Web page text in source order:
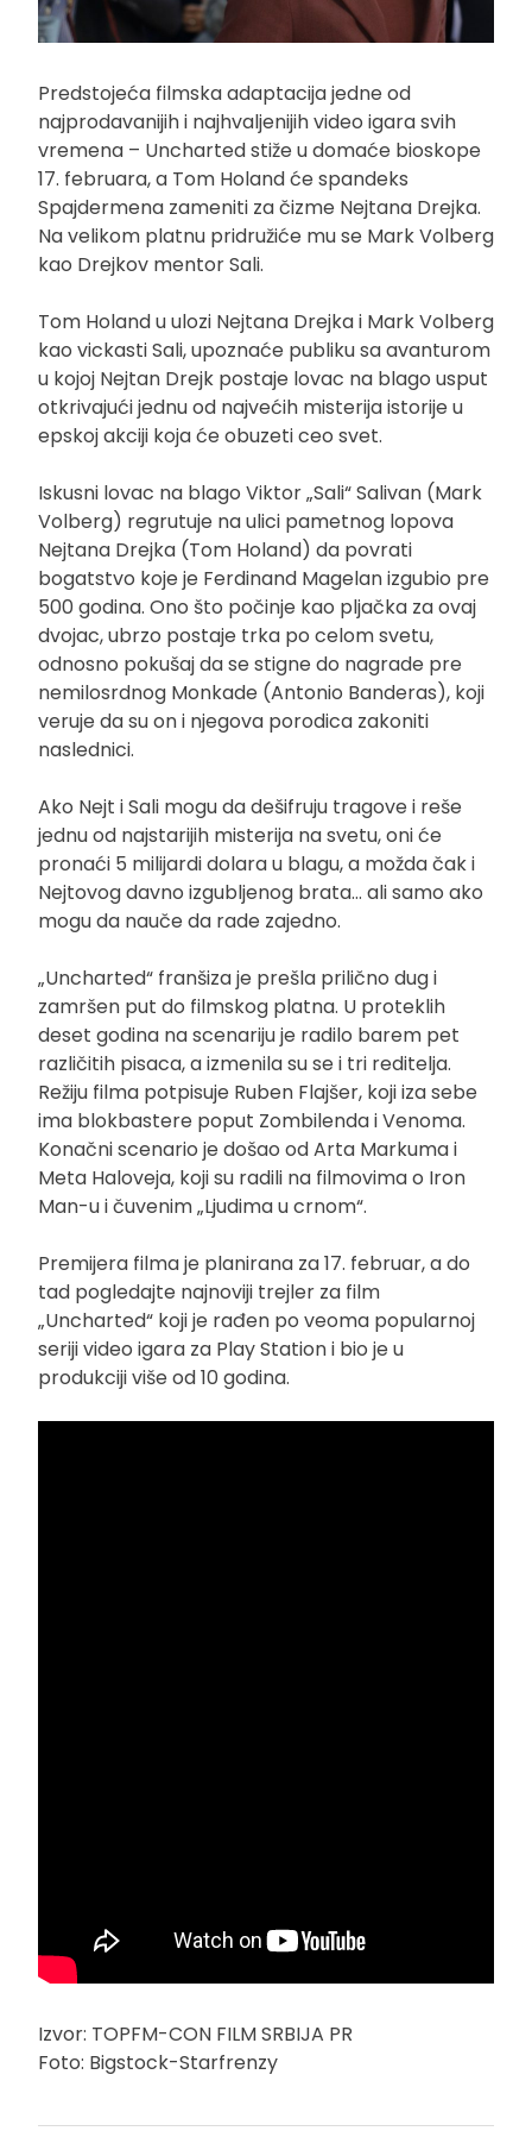
Predstojeća filmska adaptacija jedne od
najprodavanijih i najhvaljenijih video igara svih
vremena – Uncharted stiže u domaće bioskope
17. februara, a Tom Holand će spandeks
Spajdermena zameniti za čizme Nejtana Drejka.
Na velikom platnu pridružiće mu se Mark Volberg
kao Drejkov mentor Sali.
Tom Holand u ulozi Nejtana Drejka i Mark Volberg
kao vickasti Sali, upoznaće publiku sa avanturom
u kojoj Nejtan Drejk postaje lovac na blago usput
otkrivajući jednu od najvećih misterija istorije u
epskoj akciji koja će obuzeti ceo svet.
Iskusni lovac na blago Viktor „Sali“ Salivan (Mark
Volberg) regrutuje na ulici pametnog lopova
Nejtana Drejka (Tom Holand) da povrati
bogatstvo koje je Ferdinand Magelan izgubio pre
500 godina. Ono što počinje kao pljačka za ovaj
dvojac, ubrzo postaje trka po celom svetu,
odnosno pokušaj da se stigne do nagrade pre
nemilosrdnog Monkade (Antonio Banderas), koji
veruje da su on i njegova porodica zakoniti
naslednici.
Ako Nejt i Sali mogu da dešifruju tragove i reše
jednu od najstarijih misterija na svetu, oni će
pronaći 5 milijardi dolara u blagu, a možda čak i
Nejtovog davno izgubljenog brata… ali samo ako
mogu da nauče da rade zajedno.
„Uncharted“ franšiza je prešla prilično dug i
zamršen put do filmskog platna. U proteklih
deset godina na scenariju je radilo barem pet
različitih pisaca, a izmenila su se i tri reditelja.
Režiju filma potpisuje Ruben Flajšer, koji iza sebe
ima blokbastere poput Zombilenda i Venoma.
Konačni scenario je došao od Arta Markuma i
Meta Haloveja, koji su radili na filmovima o Iron
Man-u i čuvenim „Ljudima u crnom“.
Premijera filma je planirana za 17. februar, a do
tad pogledajte najnoviji trejler za film
„Uncharted“ koji je rađen po veoma popularnoj
seriji video igara za Play Station i bio je u
produkciji više od 10 godina.
Izvor: TOPFM-CON FILM SRBIJA PR
Foto: Bigstock-Starfrenzy